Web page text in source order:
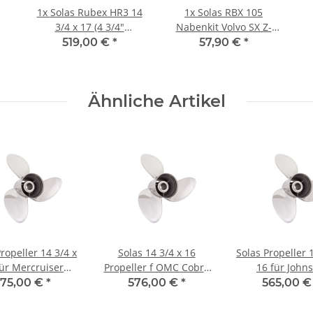
1x Solas Rubex HR3 14
3/4 x 17 (4 3/4"
Getriebe)135-300PS
519,00 € *
1x Solas RBX 105
Nabenkit Volvo SX Z-
Antrieb
57,90 € *
Ähnliche Artikel
14 3/4 x
Mercruiser
One Bravo 1
€ *
Solas 14 3/4 x 16
Propeller f OMC Cobra
King Cobra & Model
576,00 € *
Solas Propeller
16 für
Evinrude 90 -
565,00